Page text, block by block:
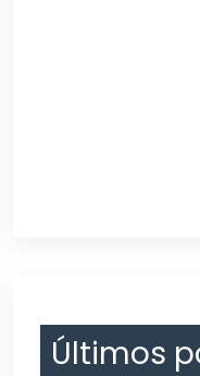
Últimos